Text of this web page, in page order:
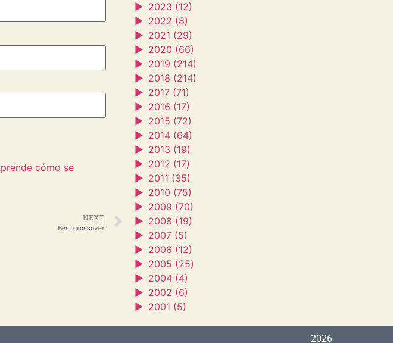
cómo se
NEXT
Best crossover
► 2023 (12)
► 2022 (8)
► 2021 (29)
► 2020 (66)
► 2019 (214)
► 2018 (214)
► 2017 (71)
► 2016 (17)
► 2015 (72)
► 2014 (64)
► 2013 (19)
► 2012 (17)
► 2011 (35)
► 2010 (75)
► 2009 (70)
► 2008 (19)
► 2007 (5)
► 2006 (12)
► 2005 (25)
► 2004 (4)
► 2002 (6)
► 2001 (5)
2026